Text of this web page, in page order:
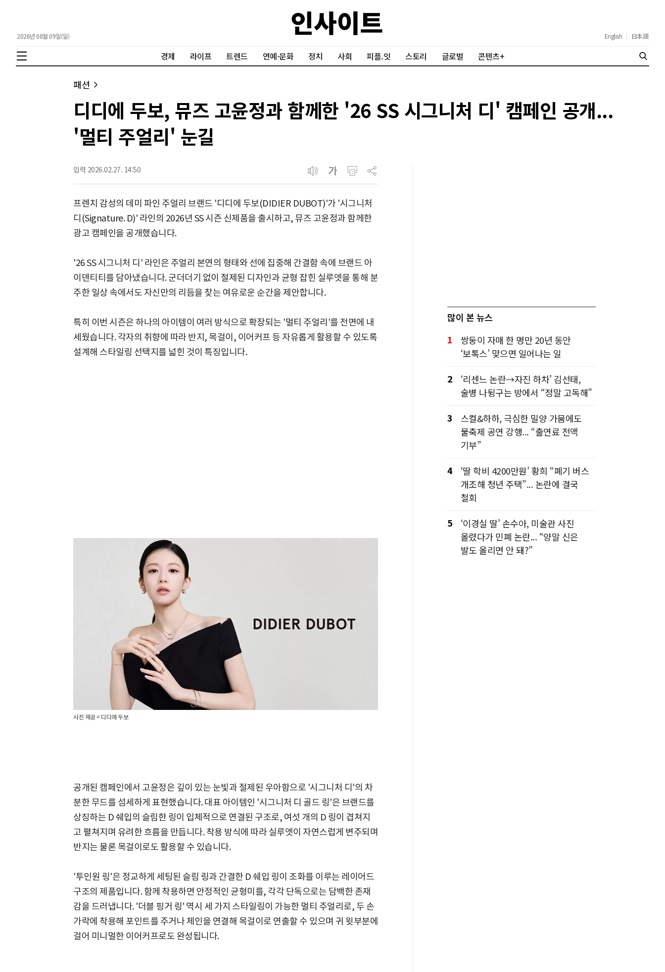
2026년 08월 09일(일) English | 日本語
경제 라이프 트렌드 연예·문화 정치 사회 피플.잇 스토리 글로벌 콘텐츠+
패션
디디에 두보, 뮤즈 고윤정과 함께한 '26 SS 시그니처 디' 캠페인 공개...
'멀티 주얼리' 눈길
입력 2026.02.27. 14:50
프렌치 감성의 데미 파인 주얼리 브랜드 '디디에 두보(DIDIER DUBOT)'가 '시그니처
디(Signature. D)' 라인의 2026년 SS 시즌 신제품을 출시하고, 뮤즈 고윤정과 함께한
광고 캠페인을 공개했습니다.
'26 SS 시그니처 디' 라인은 주얼리 본연의 형태와 선에 집중해 간결함 속에 브랜드 아
이덴티티를 담아냈습니다. 군더더기 없이 절제된 디자인과 균형 잡힌 실루엣을 통해 분
주한 일상 속에서도 자신만의 리듬을 찾는 여유로운 순간을 제안합니다.
특히 이번 시즌은 하나의 아이템이 여러 방식으로 확장되는 '멀티 주얼리'를 전면에 내
세웠습니다. 각자의 취향에 따라 반지, 목걸이, 이어커프 등 자유롭게 활용할 수 있도록
설계해 스타일링 선택지를 넓힌 것이 특징입니다.
사진 제공 = 디디에 두보
공개된 캠페인에서 고윤정은 깊이 있는 눈빛과 절제된 우아함으로 '시그니처 디'의 차
분한 무드를 섬세하게 표현했습니다. 대표 아이템인 '시그니처 디 골드 링'은 브랜드를
상징하는 D 쉐입의 슬림한 링이 입체적으로 연결된 구조로, 여섯 개의 D 링이 겹쳐지
고 펼쳐지며 유려한 흐름을 만듭니다. 착용 방식에 따라 실루엣이 자연스럽게 변주되며
반지는 물론 목걸이로도 활용할 수 있습니다.
'투인원 링'은 정교하게 세팅된 슬림 링과 간결한 D 쉐입 링이 조화를 이루는 레이어드
구조의 제품입니다. 함께 착용하면 안정적인 균형미를, 각각 단독으로는 담백한 존재
감을 드러냅니다. '더블 핑거 링' 역시 세 가지 스타일링이 가능한 멀티 주얼리로, 두 손
가락에 착용해 포인트를 주거나 체인을 연결해 목걸이로 연출할 수 있으며 귀 윗부분에
걸어 미니멀한 이어커프로도 완성됩니다.
많이 본 뉴스
1
쌍둥이 자매 한 명만 20년 동안
‘보톡스’ 맞으면 일어나는 일
2
‘리센느 논란→자진 하차’ 김선태,
술병 나뒹구는 방에서 “정말 고독해”
3
스컬&하하, 극심한 밀양 가뭄에도
물축제 공연 강행... “출연료 전액
기부”
4
‘딸 학비 4200만원’ 황희 “폐기 버스
개조해 청년 주택”... 논란에 결국
철회
5
‘이경실 딸’ 손수아, 미술관 사진
올렸다가 민폐 논란... “양말 신은
발도 올리면 안 돼?”